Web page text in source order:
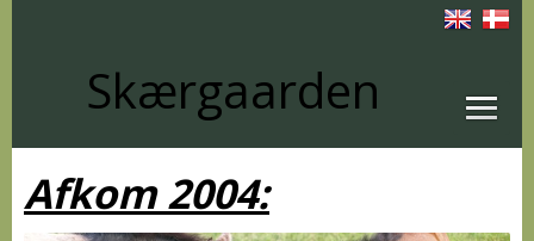
Skærgaarden
Afkom 2004: